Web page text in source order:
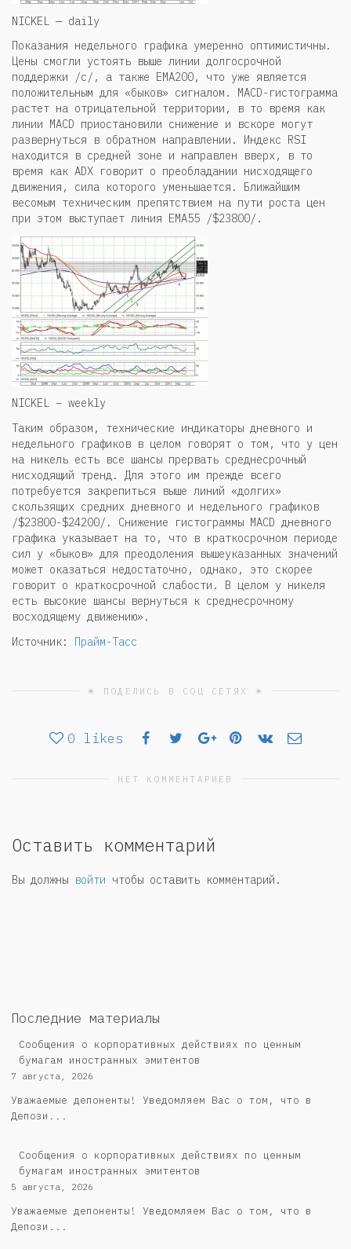
NICKEL — daily
Показания недельного графика умеренно оптимистичны.
Цены смогли устоять выше линии долгосрочной
поддержки /c/, а также EMA200, что уже является
положительным для «быков» сигналом. MACD-гистограмма
растет на отрицательной территории, в то время как
линии MACD приостановили снижение и вскоре могут
развернуться в обратном направлении. Индекс RSI
находится в средней зоне и направлен вверх, в то
время как ADX говорит о преобладании нисходящего
движения, сила которого уменьшается. Ближайшим
весомым техническим препятствием на пути роста цен
при этом выступает линия EMA55 /$23800/.
NICKEL – weekly
Таким образом, технические индикаторы дневного и
недельного графиков в целом говорят о том, что у цен
на никель есть все шансы прервать среднесрочный
нисходящий тренд. Для этого им прежде всего
потребуется закрепиться выше линий «долгих»
скользящих средних дневного и недельного графиков
/$23800-$24200/. Снижение гистограммы MACD дневного
графика указывает на то, что в краткосрочном периоде
сил у «быков» для преодоления вышеуказанных значений
может оказаться недостаточно, однако, это скорее
говорит о краткосрочной слабости. В целом у никеля
есть высокие шансы вернуться к среднесрочному
восходящему движению».
Источник: Прайм-Тасс
☀ ПОДЕЛИСЬ В СОЦ СЕТЯХ ☀
0 likes
НЕТ КОММЕНТАРИЕВ
Оставить комментарий
Вы должны войти чтобы оставить комментарий.
Последние материалы
Сообщения о корпоративных действиях по ценным
бумагам иностранных эмитентов
7 августа, 2026
Уважаемые депоненты! Уведомляем Вас о том, что в
Депози...
Сообщения о корпоративных действиях по ценным
бумагам иностранных эмитентов
5 августа, 2026
Уважаемые депоненты! Уведомляем Вас о том, что в
Депози...